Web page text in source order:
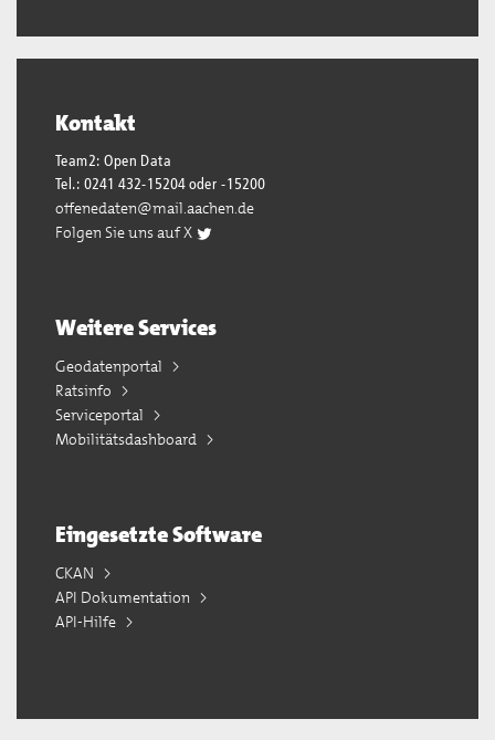
Kontakt
Team2: Open Data
Tel.: 0241 432-15204 oder -15200
offenedaten@mail.aachen.de
Folgen Sie uns auf X
Weitere Services
Geodatenportal
Ratsinfo
Serviceportal
Mobilitätsdashboard
Eingesetzte Software
CKAN
API Dokumentation
API-Hilfe